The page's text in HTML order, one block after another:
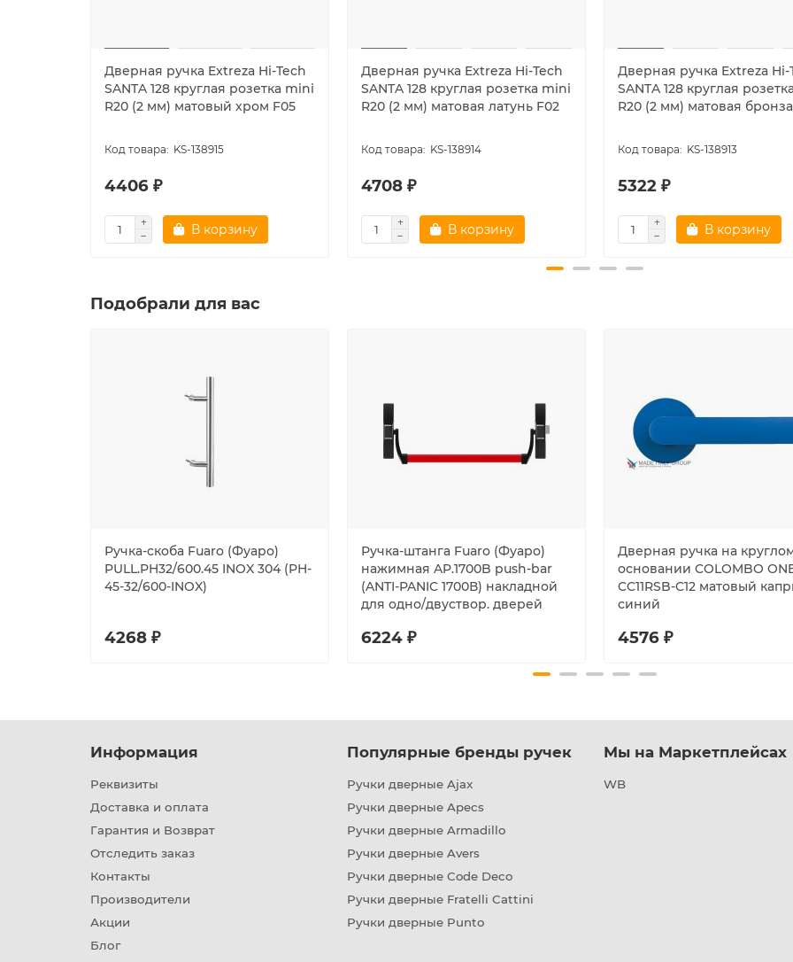
Дверная ручка Extreza Hi-Tech
SANTA 128 круглая розетка mini
R20 (2 мм) матовый хром F05
KS-138915
4406 ₽
В корзину
Дверная ручка Extreza Hi-Tech
SANTA 128 круглая розетка mini
R20 (2 мм) матовая латунь F02
KS-138914
4708 ₽
В корзину
Дверная ручка Extreza Hi-
SANTA 128 круглая
R20 (2 мм) матовая
KS-138913
5322 ₽
В корзину
Подобрали для вас
Ручка-скоба Fuaro (Фуаро)
PULL.PH32/600.45 INOX 304 (PH-
45-32/600-INOX)
4268 ₽
Ручка-штанга Fuaro (Фуаро)
нажимная AP.1700B push-bar
(ANTI-PANIC 1700В) накладной
для одно/двуствор. дверей
6224 ₽
Дверная ручка на
основании COLOMBO
CC11RSB-C12 матовый
синий
4576 ₽
Информация
Реквизиты
Доставка и оплата
Гарантия и Возврат
Отследить заказ
Контакты
Производители
Акции
Блог
Популярные бренды ручек
Ручки дверные Ajax
Ручки дверные Apecs
Ручки дверные Armadillo
Ручки дверные Avers
Ручки дверные Code Deco
Ручки дверные Fratelli Cattini
Ручки дверные Punto
Мы на Маркетплейсах
WB